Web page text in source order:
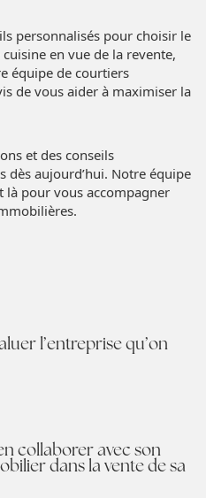
personnalisés pour choisir le
en vue de la revente,
équipe de courtiers
de vous aider à maximiser la
et des conseils
dès aujourd’hui. Notre équipe
là pour vous accompagner
l’entreprise qu’on
collaborer avec son
dans la vente de sa